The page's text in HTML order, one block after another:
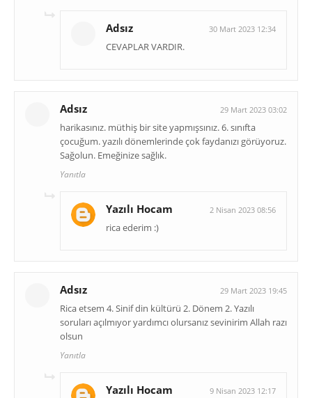
Adsız 30 Mart 2023 12:34
CEVAPLAR VARDIR.
Adsız 29 Mart 2023 03:02
harikasınız. müthiş bir site yapmışsınız. 6. sınıfta
çocuğum. yazılı dönemlerinde çok faydanızı görüyoruz.
Sağolun. Emeğinize sağlık.
Yanıtla
Yazılı Hocam 2 Nisan 2023 08:56
rica ederim :)
Adsız 29 Mart 2023 19:45
Rica etsem 4. Sinif din kültürü 2. Dönem 2. Yazılı
soruları açılmıyor yardımcı olursanız sevinirim Allah razı
olsun
Yanıtla
Yazılı Hocam 9 Nisan 2023 12:17